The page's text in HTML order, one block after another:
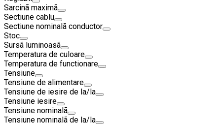
Sarcinã maximã
Sectiune cablu
Sectiune nominalã conductor
Stoc
Sursã luminoasã
Temperatura de culoare
Temperatura de functionare
Tensiune
Tensiune de alimentare
Tensiune de iesire de la/la
Tensiune iesire
Tensiune nominalã
Tensiune nominalã de la/la